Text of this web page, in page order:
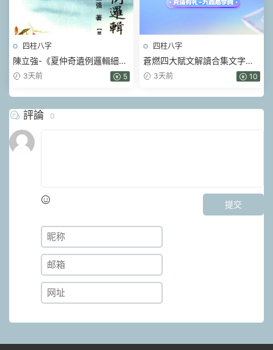
四柱八字
陳立強-《夏仲奇遺例邏輯細解
【第 1~7 篇】、》174頁–彩色
3天前 5
四柱八字
蒼燃四大賦文解讀合集文字版
pdf3天前 10
評論 0
提交